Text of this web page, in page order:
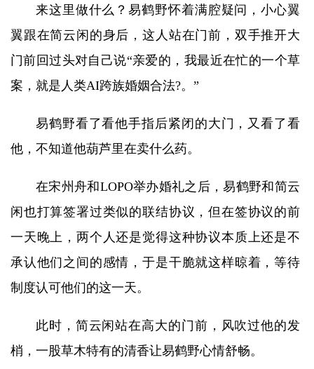
来这里做什么？易鹤野怀着满腔疑问，小心翼
翼跟在简云闲的身后，这人站在门前，双手推开大
门前回过头对自己说“亲爱的，我最近在忙的一个草
案，就是人类AI跨族婚姻合法?。”
易鹤野看了看他手指后紧闭的大门，又看了看
他，不知道他葫芦里在卖什么药。
在宋州舟和LOPO举办婚礼之后，易鹤野和简云
闲也打算签署过类似的联结协议，但在签协议的前
一天晚上，两个人还是觉得这种协议本质上还是不
承认他们之间的感情，于是干脆就这样晾着，等待
制度认可他们的这一天。
此时，简云闲站在高大的门前，风吹过他的发
梢，一股草木特有的清香让易鹤野心情舒畅。